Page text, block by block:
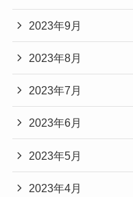
2023年9月
2023年8月
2023年7月
2023年6月
2023年5月
2023年4月